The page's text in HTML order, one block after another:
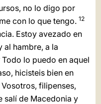
no lo digo por
con lo que tengo. 12
Estoy avezado en
al hambre, a la
Todo lo puedo en aquel
hicisteis bien en
filipenses,
salí de Macedonia y